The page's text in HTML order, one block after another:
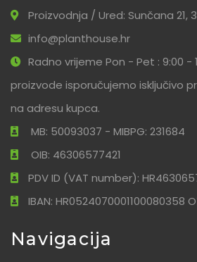
Proizvodnja / Ured: Sunčana 21,
info@planthouse.hr
Radno vrijeme Pon - Pet : 9:00 -
proizvode isporučujemo isključivo
na adresu kupca.
MB: 50093037 - MIBPG: 231684
OIB: 46306577421
PDV ID (VAT number):
IBAN: HR0524070001100080358
Navigacija